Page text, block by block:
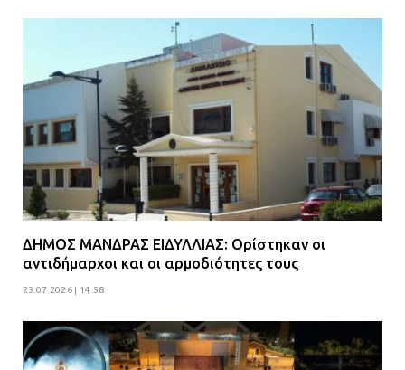
ΔΗΜΟΣ ΜΑΝΔΡΑΣ ΕΙΔΥΛΛΙΑΣ: Ορίστηκαν οι
αντιδήμαρχοι και οι αρμοδιότητες τους
23.07.2026 | 14:58